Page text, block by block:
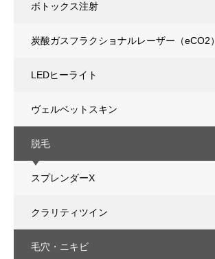
ボトックス注射
炭酸ガスフラクショナルレーザー（eCO2）
LEDヒーライト
ヴェルベットスキン
脱毛
スプレンダーX
クラリティツイン
毛穴・ニキビ